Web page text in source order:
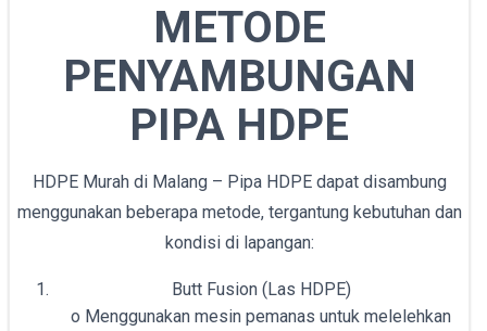
METODE
PENYAMBUNGAN
PIPA HDPE
HDPE Murah di Malang – Pipa HDPE dapat disambung
menggunakan beberapa metode, tergantung kebutuhan dan
kondisi di lapangan:
Butt Fusion (Las HDPE)
o Menggunakan mesin pemanas untuk melelehkan